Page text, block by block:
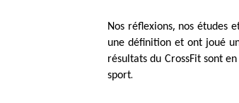
Nos réflexions, nos études
une définition et ont joué
résultats du CrossFit sont
sport.